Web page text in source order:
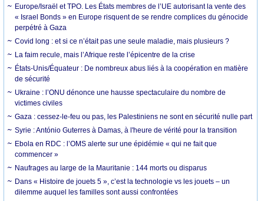
Europe/Israël et TPO. Les États membres de l’UE autorisant la vente des
« Israel Bonds » en Europe risquent de se rendre complices du génocide
perpétré à Gaza
Covid long : et si ce n’était pas une seule maladie, mais plusieurs ?
La faim recule, mais l’Afrique reste l’épicentre de la crise
États-Unis/Équateur : De nombreux abus liés à la coopération en matière
de sécurité
Ukraine : l’ONU dénonce une hausse spectaculaire du nombre de
victimes civiles
Gaza : cessez-le-feu ou pas, les Palestiniens ne sont en sécurité nulle part
Syrie : António Guterres à Damas, à l'heure de vérité pour la transition
Ebola en RDC : l’OMS alerte sur une épidémie « qui ne fait que
commencer »
Naufrages au large de la Mauritanie : 144 morts ou disparus
Dans « Histoire de jouets 5 », c’est la technologie vs les jouets – un
dilemme auquel les familles sont aussi confrontées